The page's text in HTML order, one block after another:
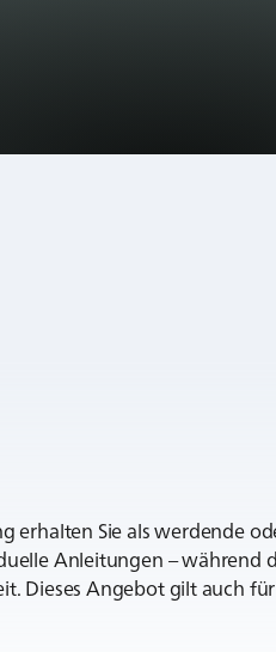
erhalten Sie als werdende
Anleitungen – während
Dieses Angebot gilt auch